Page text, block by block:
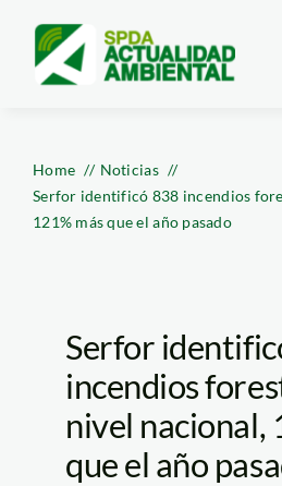
content
Home
Noticias
Serfor identificó 838 incendios
121% más que el año pasado
Serfor
incendios
nivel nacional,
que el año